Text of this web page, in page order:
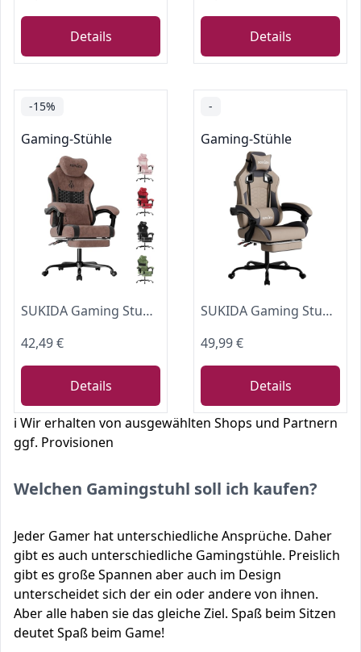
Details Details
-15%
Gaming-Stühle
SUKIDA Gaming Stuhl, Ergonomischer Schreibtischstuhl mit Fußstütze Kopfstütze und Lendenkissen, Schreibtischstuhl mit Stoffoberfläche Hochwertiger - Stoff, braun
42,49 €
Details
-
Gaming-Stühle
SUKIDA Gaming Stuhl, Ergonomischer Gaming-Stuhl mit Fußstütze, Racing Gaming Chair Kopfstütze Verstellbarer Computerstuhl Höhenverstellbar Lendenwirbelstütze für Homeoffice und Gaming Beige
49,99 €
Details
ℹ️ Wir erhalten von ausgewählten Shops und Partnern
ggf. Provisionen
Welchen Gamingstuhl soll ich kaufen?
Jeder Gamer hat unterschiedliche Ansprüche. Daher
gibt es auch unterschiedliche Gamingstühle. Preislich
gibt es große Spannen aber auch im Design
unterscheidet sich der ein oder andere von ihnen.
Aber alle haben sie das gleiche Ziel. Spaß beim Sitzen
deutet Spaß beim Game!